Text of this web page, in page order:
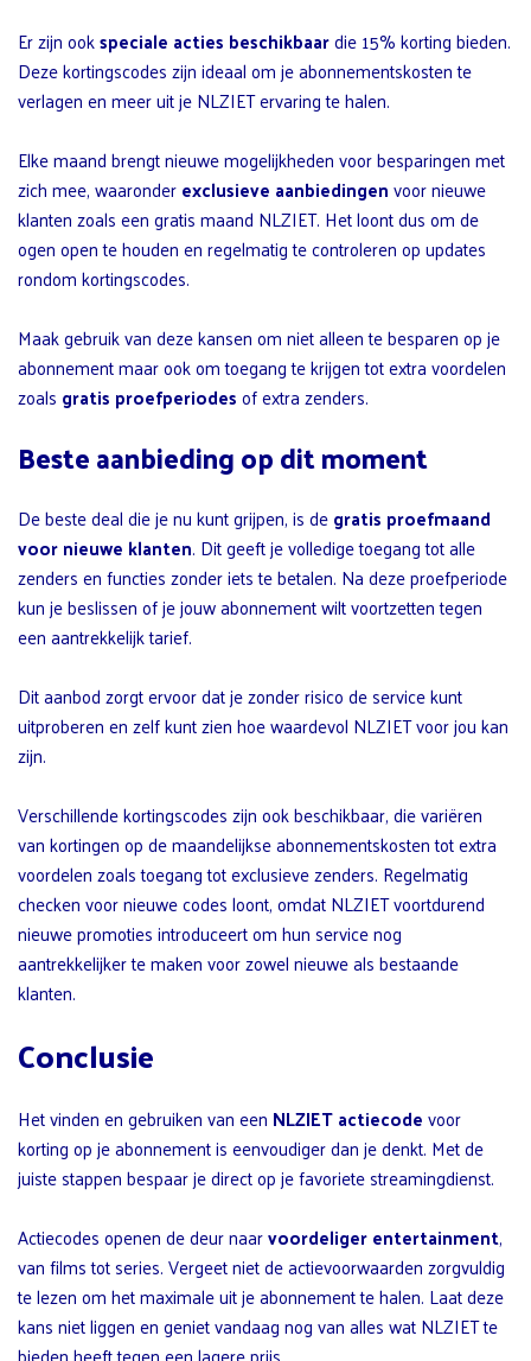
Er zijn ookspeciale acties beschikbaardie 15% korting bieden.
Deze kortingscodes zijn ideaal om je abonnementskosten te
verlagen en meer uit je NLZIET ervaring te halen.
Elke maand brengt nieuwe mogelijkheden voor besparingen met
zich mee, waaronderexclusieve aanbiedingenvoor nieuwe
klanten zoals een gratis maand NLZIET. Het loont dus om de
ogen open te houden en regelmatig te controleren op updates
rondom kortingscodes.
Maak gebruik van deze kansen om niet alleen te besparen op je
abonnement maar ook om toegang te krijgen tot extra voordelen
zoals gratis proefperiodesof extra zenders.
Beste aanbieding op dit moment
De beste deal die je nu kunt grijpen, is degratis proefmaand
voor nieuwe klanten. Dit geeft je volledige toegang tot alle
zenders en functies zonder iets te betalen. Na deze proefperiode
kun je beslissen of je jouw abonnement wilt voortzetten tegen
een aantrekkelijk tarief.
Dit aanbod zorgt ervoor dat je zonder risico de service kunt
uitproberen en zelf kunt zien hoe waardevol NLZIET voor jou kan
zijn.
Verschillende kortingscodes zijn ook beschikbaar, die variëren
van kortingen op de maandelijkse abonnementskosten tot extra
voordelen zoals toegang tot exclusieve zenders. Regelmatig
checken voor nieuwe codes loont, omdat NLZIET voortdurend
nieuwe promoties introduceert om hun service nog
aantrekkelijker te maken voor zowel nieuwe als bestaande
klanten.
Conclusie
Het vinden en gebruiken van een NLZIET actiecodevoor
korting op je abonnement is eenvoudiger dan je denkt. Met de
juiste stappen bespaar je direct op je favoriete streamingdienst.
Actiecodes openen de deur naarvoordeliger entertainment,
van films tot series. Vergeet niet de actievoorwaarden zorgvuldig
te lezen om het maximale uit je abonnement te halen. Laat deze
kans niet liggen en geniet vandaag nog van alles wat NLZIET te